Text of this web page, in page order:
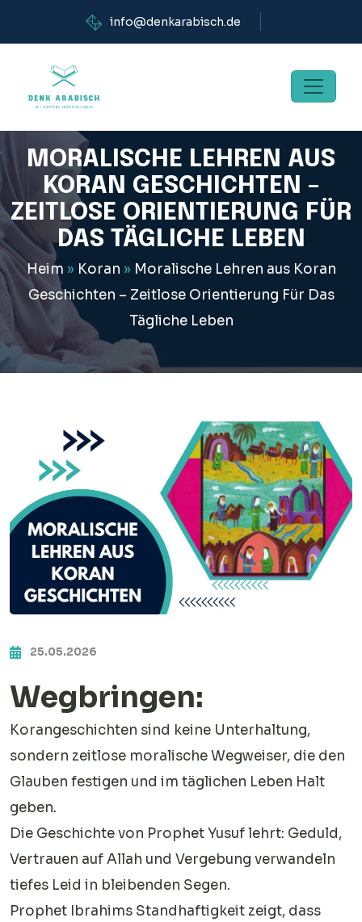
info@denkarabisch.de
MORALISCHE LEHREN AUS
KORAN GESCHICHTEN –
ZEITLOSE ORIENTIERUNG FÜR
DAS TÄGLICHE LEBEN
Heim » Koran » Moralische Lehren aus Koran
Geschichten – Zeitlose Orientierung Für Das
Tägliche Leben
25.05.2026
Wegbringen:
Korangeschichten sind keine Unterhaltung,
sondern zeitlose moralische Wegweiser, die den
Glauben festigen und im täglichen Leben Halt
geben.
Die Geschichte von Prophet Yusuf lehrt: Geduld,
Vertrauen auf Allah und Vergebung verwandeln
tiefes Leid in bleibenden Segen.
Prophet Ibrahims Standhaftigkeit zeigt, dass